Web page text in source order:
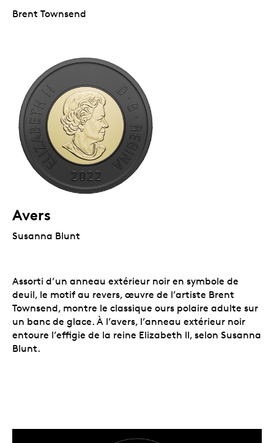
Brent Townsend
Avers
Susanna Blunt
Assorti d’un anneau extérieur noir en symbole de
deuil, le motif au revers, œuvre de l’artiste Brent
Townsend, montre le classique ours polaire adulte sur
un banc de glace. À l’avers, l’anneau extérieur noir
entoure l’effigie de la reine Elizabeth II, selon Susanna
Blunt.